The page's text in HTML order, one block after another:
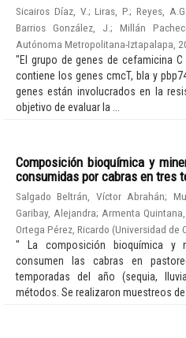
Sicairos Díaz, V.;Liras, P.;Reyes, A.G.
Barrios González, J. ; Millán
Autónoma Metropolitana-Iztapalapa
"El grupo de genes de cefamicina
contiene los genes cmcT, bla y
genes están involucrados en la
objetivo de evaluar la ...
Composición bioquímica y
consumidas por cabras en tres
Salgado Beltrán, Víctor Abrahán;
Garibay, Alejandra; Armenta
Ortega Pérez, Ricardo (Universidad de
" La composición bioquímica y
consumen las cabras en
temporadas del año (sequia,
métodos. Se realizaron muestreos de